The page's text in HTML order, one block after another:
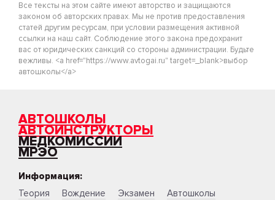
Все тексты на этом сайте имеют авторство и защищаются
законом об авторских правах. Мы не против предоставления
статей другим ресурсам, при условии размещения активной
ссылки на наш сайт. Соблюдение этого закона предохранит
вас от юридических санкций со стороны администрации. Будьте
вежливы. <a href="https://www.avtogai.ru" target=_blank>выбор
автошколы</a>
АВТОШКОЛЫ
АВТОИНСТРУКТОРЫ
МЕДКОМИССИИ
МРЭО
Информация:
Теория
Вождение Экзамен
Автошколы